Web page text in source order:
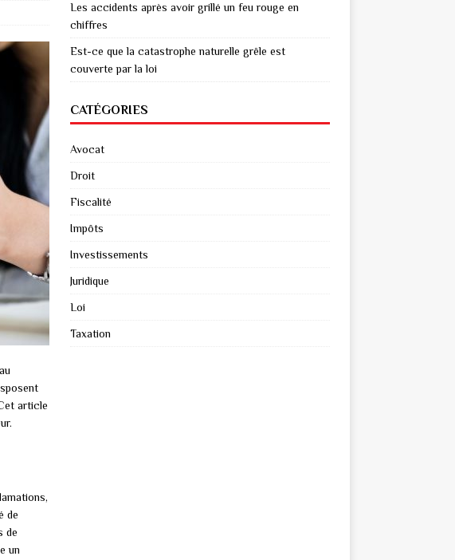
article
de
de
un
Les accidents après avoir grillé un feu rouge en
chiffres
Est-ce que la catastrophe naturelle grêle est
couverte par la loi
CATÉGORIES
Avocat
Droit
Fiscalité
Impôts
Investissements
Juridique
Loi
Taxation